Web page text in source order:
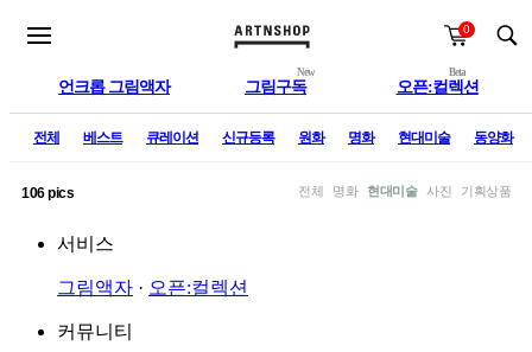
0
언크롭 그림액자
New
그림구독
Beta
오픈:컬렉션
전체 베스트 큐레이션 신규등록 원화 명화 현대미술 동양화
106 pics 전체 명화 현대미술 사진 기획상품
서비스
그림액자 · 오픈:컬렉션
커뮤니티